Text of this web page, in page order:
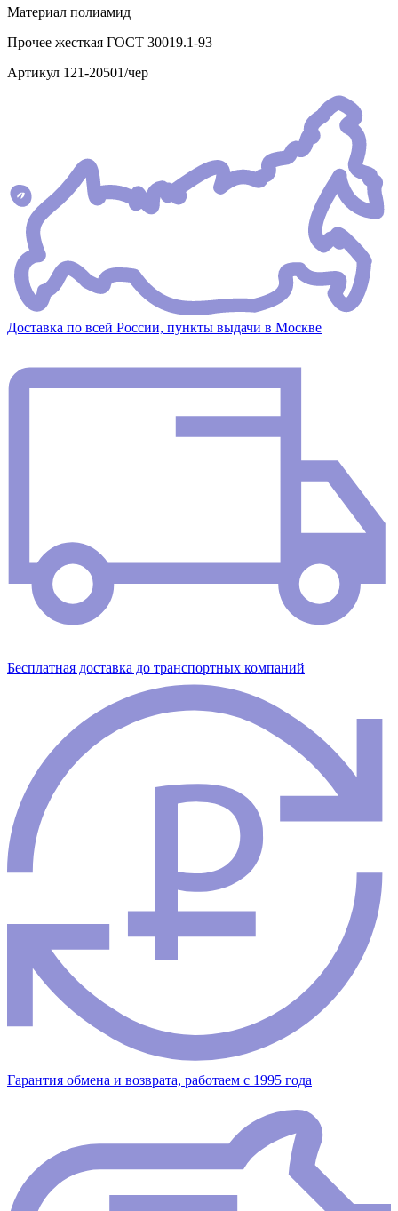
Материал полиамид
Прочее жесткая ГОСТ 30019.1-93
Артикул 121-20501/чер
Доставка по всей России, пункты выдачи в Москве
Бесплатная доставка до транспортных компаний
Гарантия обмена и возврата, работаем с 1995 года